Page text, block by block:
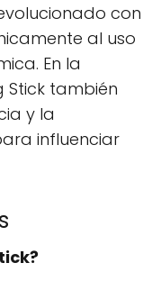
con
al uso
En la
Stick también
y la
influenciar